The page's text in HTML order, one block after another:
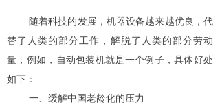
随着科技的发展，机器设备越来越优良，代
替了人类的部分工作，解脱了人类的部分劳动
量，例如，自动包装机就是一个例子，具体好处
如下：
一、缓解中国老龄化的压力